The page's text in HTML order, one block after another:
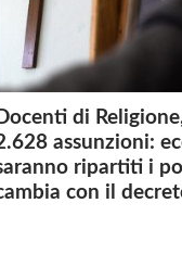
Docenti di
assunzioni:
ripartiti i
con il